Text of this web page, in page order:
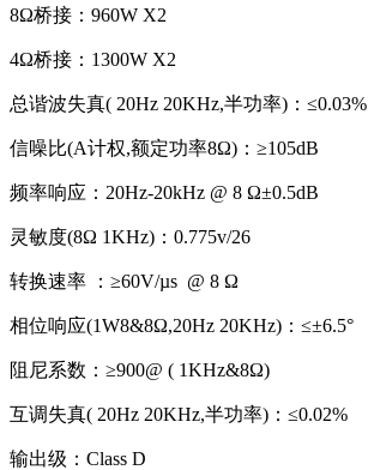
8Ω桥接：960W X2
4Ω桥接：1300W X2
总谐波失真( 20Hz 20KHz,半功率)：≤0.03%
信噪比(A计权,额定功率8Ω)：≥105dB
频率响应：20Hz-20kHz @ 8 Ω±0.5dB
灵敏度(8Ω 1KHz)：0.775v/26
转换速率 ：≥60V/µs @ 8 Ω
相位响应(1W8&8Ω,20Hz 20KHz)：≤±6.5°
阻尼系数：≥900@ ( 1KHz&8Ω)
互调失真( 20Hz 20KHz,半功率)：≤0.02%
输出级：Class D